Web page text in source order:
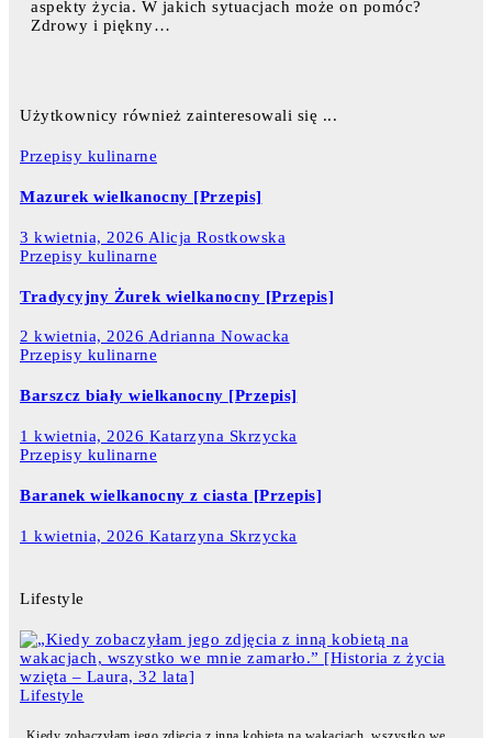
aspekty życia. W jakich sytuacjach może on pomóc?
Zdrowy i piękny…
Użytkownicy również zainteresowali się ...
Przepisy kulinarne
Mazurek wielkanocny [Przepis]
3 kwietnia, 2026 Alicja Rostkowska
Przepisy kulinarne
Tradycyjny Żurek wielkanocny [Przepis]
2 kwietnia, 2026 Adrianna Nowacka
Przepisy kulinarne
Barszcz biały wielkanocny [Przepis]
1 kwietnia, 2026 Katarzyna Skrzycka
Przepisy kulinarne
Baranek wielkanocny z ciasta [Przepis]
1 kwietnia, 2026 Katarzyna Skrzycka
Lifestyle
Lifestyle